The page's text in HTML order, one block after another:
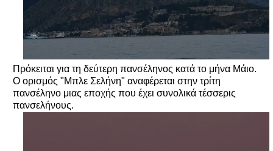
Πρόκειται για τη δεύτερη πανσέληνος κατά το μήνα Μάιο.
Ο ορισμός "Μπλε Σελήνη" αναφέρεται στην τρίτη
πανσέληνο μιας εποχής που έχει συνολικά τέσσερις
πανσελήνους.